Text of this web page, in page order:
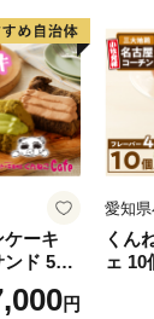
ーキ
ンド 5個
円
愛知
くん
ェ 10